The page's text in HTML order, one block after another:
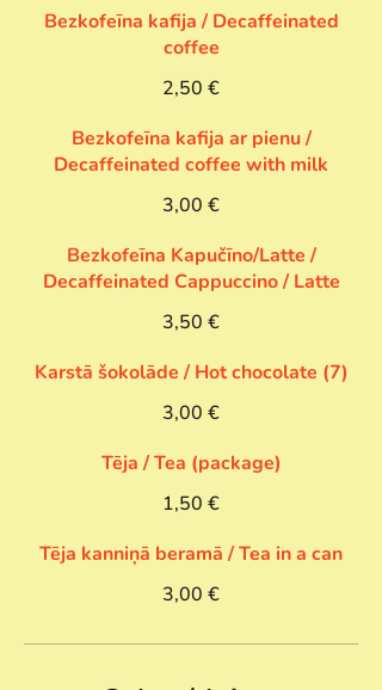
Bezkofeīna kafija / Decaffeinated
coffee
2,50 €
Bezkofeīna kafija ar pienu /
Decaffeinated coffee with milk
3,00 €
Bezkofeīna Kapučīno/Latte /
Decaffeinated Cappuccino / Latte
3,50 €
Karstā šokolāde / Hot chocolate (7)
3,00 €
Tēja / Tea (package)
1,50 €
Tēja kanniņā beramā / Tea in a can
3,00 €